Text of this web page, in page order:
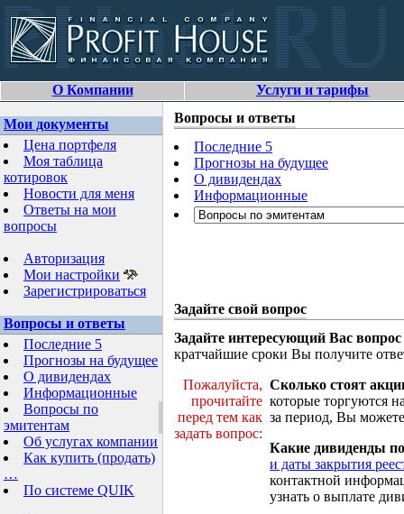
О Компании Услуги и тарифы
Мои документы
Цена портфеля
Моя таблица
котировок
Новости для меня
Ответы на мои
вопросы
Авторизация
Мои настройки
Зарегистрироваться
Вопросы и ответы
Последние 5
Прогнозы на будущее
О дивидендах
Информационные
Вопросы по
эмитентам
Об услугах компании
Как купить (продать)
…
По системе QUIK
Вопросы и ответы
Последние 5
Прогнозы на будущее
О дивидендах
Информационные
Задайте свой вопрос
Задайте интересующий Вас вопрос
кратчайшие сроки Вы получите
Пожалуйста,
прочитайте
перед тем как
задать вопрос:
Сколько стоят
которые торгуются
за период, Вы
Какие дивиденды
и даты закрытия
контактной
узнать о выплате